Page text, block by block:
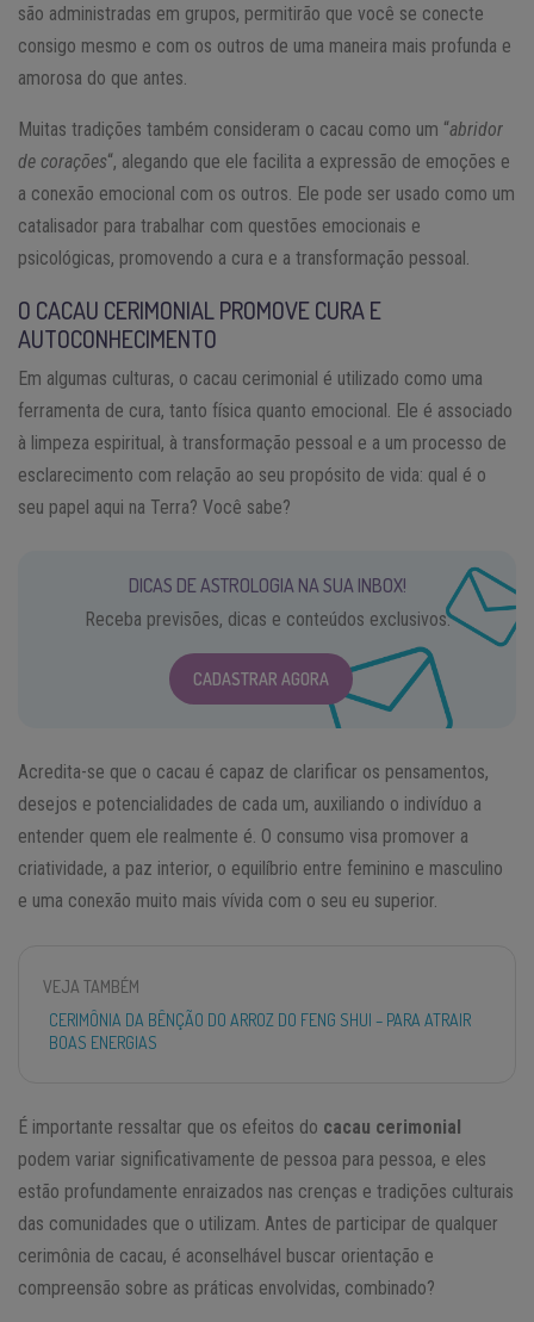
são administradas em grupos, permitirão que você se conecte
consigo mesmo e com os outros de uma maneira mais profunda e
amorosa do que antes.
Muitas tradições também consideram o cacau como um “abridor
de corações“, alegando que ele facilita a expressão de emoções e
a conexão emocional com os outros. Ele pode ser usado como um
catalisador para trabalhar com questões emocionais e
psicológicas, promovendo a cura e a transformação pessoal.
O CACAU CERIMONIAL PROMOVE CURA E
AUTOCONHECIMENTO
Em algumas culturas, o cacau cerimonial é utilizado como uma
ferramenta de cura, tanto física quanto emocional. Ele é associado
à limpeza espiritual, à transformação pessoal e a um processo de
esclarecimento com relação ao seu propósito de vida: qual é o
seu papel aqui na Terra? Você sabe?
DICAS DE ASTROLOGIA NA SUA INBOX!
Receba previsões, dicas e conteúdos exclusivos.
CADASTRAR AGORA
Acredita-se que o cacau é capaz de clarificar os pensamentos,
desejos e potencialidades de cada um, auxiliando o indivíduo a
entender quem ele realmente é. O consumo visa promover a
criatividade, a paz interior, o equilíbrio entre feminino e masculino
e uma conexão muito mais vívida com o seu eu superior.
VEJA TAMBÉM
CERIMÔNIA DA BÊNÇÃO DO ARROZ DO FENG SHUI – PARA ATRAIR
BOAS ENERGIAS
É importante ressaltar que os efeitos do cacau cerimonial
podem variar significativamente de pessoa para pessoa, e eles
estão profundamente enraizados nas crenças e tradições culturais
das comunidades que o utilizam. Antes de participar de qualquer
cerimônia de cacau, é aconselhável buscar orientação e
compreensão sobre as práticas envolvidas, combinado?